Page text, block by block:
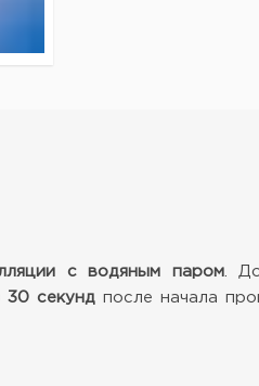
с водяным паром.
30 секундпосле начала